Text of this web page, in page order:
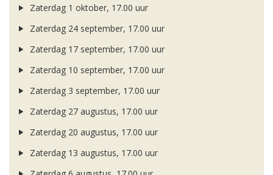
Zaterdag 1 oktober, 17.00 uur
Zaterdag 24 september, 17.00 uur
Zaterdag 17 september, 17.00 uur
Zaterdag 10 september, 17.00 uur
Zaterdag 3 september, 17.00 uur
Zaterdag 27 augustus, 17.00 uur
Zaterdag 20 augustus, 17.00 uur
Zaterdag 13 augustus, 17.00 uur